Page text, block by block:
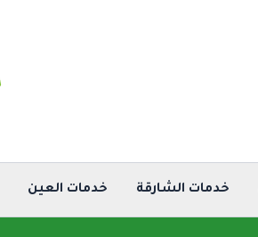
خدمات الشارقة خدمات العين